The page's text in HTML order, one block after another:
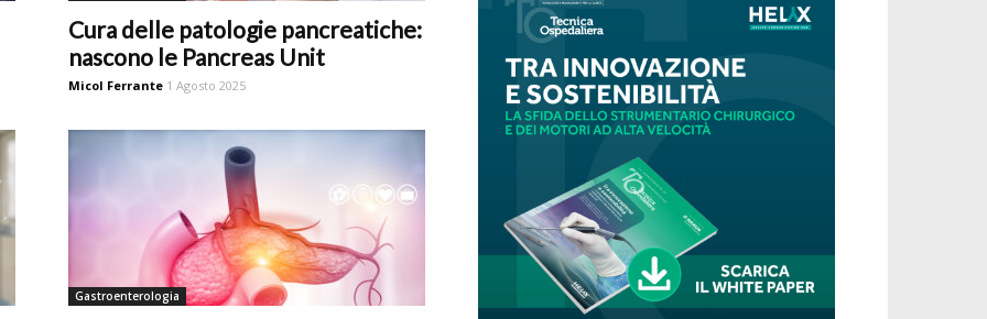
Cura delle patologie pancreatiche:
nascono le Pancreas Unit
Micol Ferrante 1 Agosto 2025
Gastroenterologia